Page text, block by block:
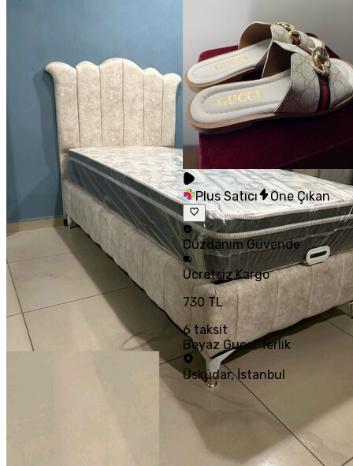
Plus Satıcı Öne Çıkan
Cüzdanım Güvende
ÜcretsizKargo
730 TL
6 taksit
Beyaz Gucci Terlik
Üsküdar,İstanbul